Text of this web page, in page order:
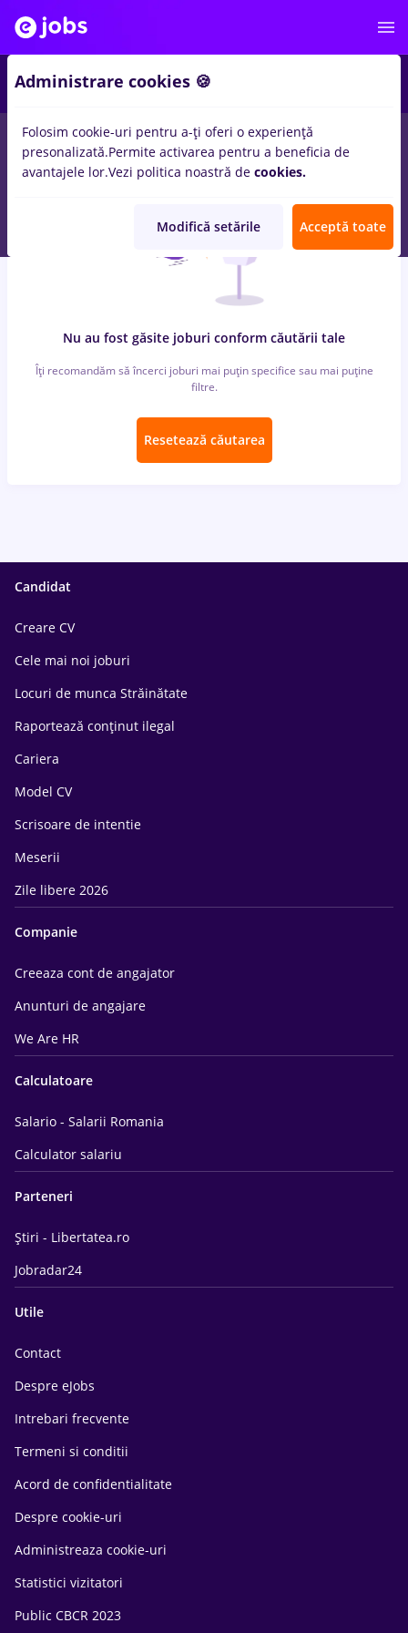
locuri de muncacarrefourinConstructii / Instalatii
Nu au fost găsite joburi conform căutării tale
Îți recomandăm să încerci joburi mai puțin specifice sau mai puține
filtre.
Resetează căutarea
Candidat
Creare CV
Cele mai noi joburi
Locuri de munca Străinătate
Raportează conținut ilegal
Cariera
Model CV
Scrisoare de intentie
Meserii
Zile libere 2026
Companie
Creeaza cont de angajator
Anunturi de angajare
We Are HR
Calculatoare
Salario - Salarii Romania
Calculator salariu
Parteneri
Știri - Libertatea.ro
Jobradar24
Utile
Contact
Despre eJobs
Intrebari frecvente
Termeni si conditii
Acord de confidentialitate
Despre cookie-uri
Administreaza cookie-uri
Statistici vizitatori
Public CBCR 2023
Administrare cookies 🍪
Folosim cookie-uri pentru a-ți oferi o experiență
presonalizată.Permite activarea pentru a beneficia de
avantajele lor.Vezi politica noastră de cookies.
Modifică setările Acceptă toate